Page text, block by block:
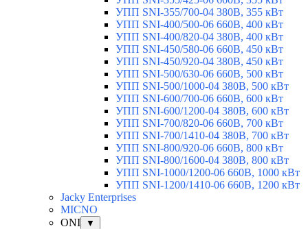
УПП SNI-355/700-04 380В, 355 кВт
УПП SNI-400/500-06 660В, 400 кВт
УПП SNI-400/820-04 380В, 400 кВт
УПП SNI-450/580-06 660В, 450 кВт
УПП SNI-450/920-04 380В, 450 кВт
УПП SNI-500/630-06 660В, 500 кВт
УПП SNI-500/1000-04 380В, 500 кВт
УПП SNI-600/700-06 660В, 600 кВт
УПП SNI-600/1200-04 380В, 600 кВт
УПП SNI-700/820-06 660В, 700 кВт
УПП SNI-700/1410-04 380В, 700 кВт
УПП SNI-800/920-06 660В, 800 кВт
УПП SNI-800/1600-04 380В, 800 кВт
УПП SNI-1000/1200-06 660В, 1000 кВт
УПП SNI-1200/1410-06 660В, 1200 кВт
Jacky Enterprises
MICNO
ONI
▼